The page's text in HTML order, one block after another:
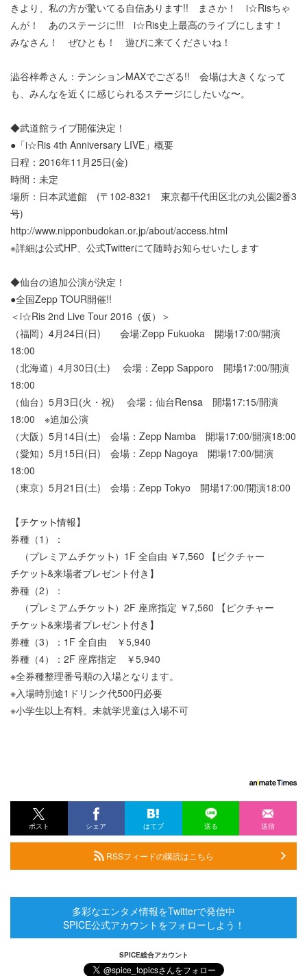
きより、私の方が驚いてる自信あります!! まさか！ i☆Risちゃ
んが！ あのステージに!!! i☆Ris史上最高のライブにします！
みなさん！ ぜひとも！ 遊びに来てくださいね！
澁谷梓希さん：テンションMAXでござる!! 会場は大きくなって
も、みんなを近くに感じられるステージにしたいな〜。
◆武道館ライブ開催決定！
●「i☆Ris 4th Anniversary LIVE」概要
日程：2016年11月25日(金)
時間：未定
場所：日本武道館 (〒102-8321 東京都千代田区北の丸公園2番3
号)
http://www.nipponbudokan.or.jp/about/access.html
※詳細は公式HP、公式Twitterにて随時お知らせいたします
◆仙台の追加公演が決定！
●全国Zepp TOUR開催!!
＜i☆Ris 2nd Live Tour 2016（仮）＞
（福岡）4月24日(日) 会場:Zepp Fukuoka 開場17:00/開演
18:00
（北海道）4月30日(土) 会場：Zepp Sapporo 開場17:00/開演
18:00
（仙台）5月3日(火・祝) 会場：仙台Rensa 開場17:15/開演
18:00 ※追加公演
（大阪）5月14日(土) 会場：Zepp Namba 開場17:00/開演18:00
（愛知）5月15日(日) 会場：Zepp Nagoya 開場17:00/開演
18:00
（東京）5月21日(土) 会場：Zepp Tokyo 開場17:00/開演18:00
【
情報】
券種（1）：
（プレミアム
）1F 全自由 ￥7,560 【ピクチャー
&来場者プレゼント付き】
券種（2）：
（プレミアム
）2F 座席指定 ￥7,560 【ピクチャー
&来場者プレゼント付き】
券種（3）：1F 全自由 ￥5,940
券種（4）：2F 座席指定 ￥5,940
※全券種整理番号順の入場となります。
※入場時別途1ドリンク代500円必要
※小学生以上有料。未就学児童は入場不可
ポスト シェア はてブ 送る 送信
RSSフィードの購読はこちら
多彩なエンタメ情報をTwitterで発信中
SPICE公式アカウントをフォローしよう！
SPICE総合アカウント